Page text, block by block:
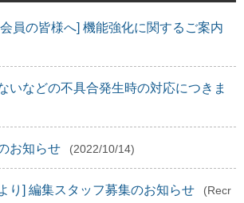
員の皆様へ] 機能強化に関するご案内
いなどの不具合発生時の対応につきま
お知らせ (2022/10/14)
り] 編集スタッフ募集のお知らせ
(Recr